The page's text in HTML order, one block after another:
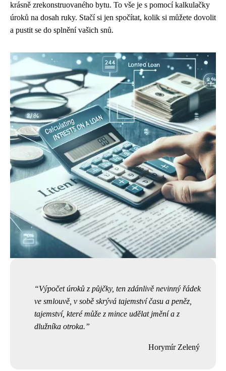
krásně zrekonstruovaného bytu. To vše je s pomocí kalkulačky
úroků na dosah ruky. Stačí si jen spočítat, kolik si můžete dovolit
a pustit se do splnění vašich snů.
Výpočet úroků z půjčky, ten zdánlivě nevinný řádek
ve smlouvě, v sobě skrývá tajemství času a peněz,
tajemství, které může z mince udělat jmění a z
dlužníka otroka.
Horymír Zelený